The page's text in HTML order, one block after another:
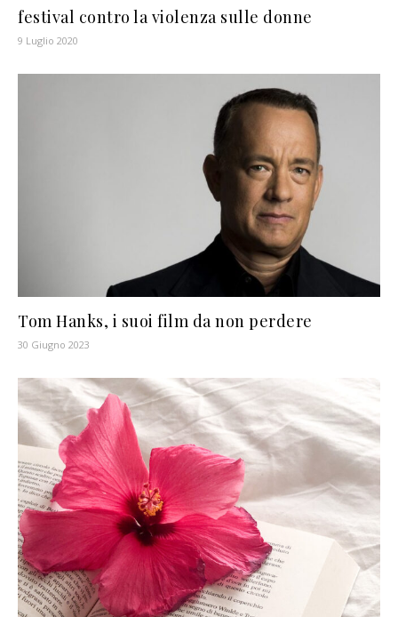
festival contro la violenza sulle donne
9 Luglio 2020
Tom Hanks, i suoi film da non perdere
30 Giugno 2023